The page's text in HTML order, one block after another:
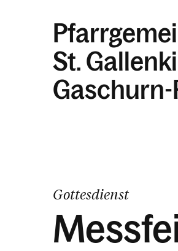
St.
Gottesdienst